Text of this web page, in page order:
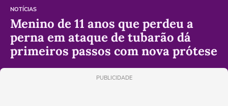
NOTÍCIAS
Menino de 11 anos que perdeu a
perna em ataque de tubarão dá
primeiros passos com nova prótese
PUBLICIDADE